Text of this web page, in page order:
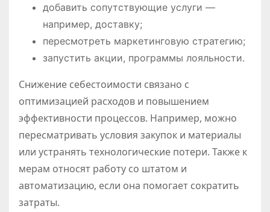
добавить сопутствующие услуги —
например, доставку;
пересмотреть маркетинговую стратегию;
запустить акции, программы лояльности.
Снижение себестоимости связано с
оптимизацией расходов и повышением
эффективности процессов. Например, можно
пересматривать условия закупок и материалы
или устранять технологические потери. Также к
мерам относят работу со штатом и
автоматизацию, если она помогает сократить
затраты.